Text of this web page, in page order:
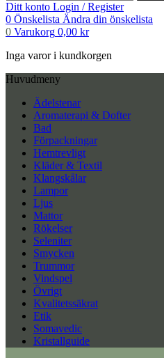
Ditt konto Login / Register
0 Önskelista Ändra din önskelista
0 Varukorg 0,00 kr
Inga varor i kundkorgen
Huvudmeny
Ädelstenar
Aromaterapi & Dofter
Bad
Förpackningar
Hemtrevligt
Kläder & Textil
Klangskålar
Lampor
Ljus
Mattor
Rökelser
Seleniter
Smycken
Trummor
Vindspel
Övrigt
Kvalitetssäkrat
Etik
Somavedic
Kristallguide